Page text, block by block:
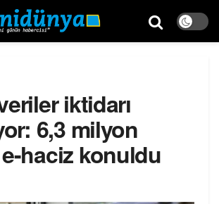
iktidarı
6,3 milyon
haciz konuldu